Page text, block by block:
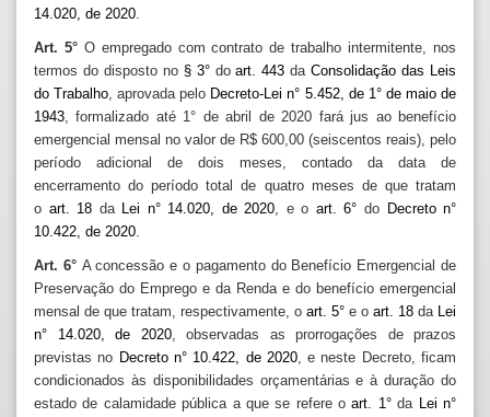
14.020, de 2020.
Art. 5°O empregado com contrato de trabalho intermitente, nos
termos do disposto no § 3°doart. 443 daConsolidação das Leis
do Trabalho, aprovada pelo Decreto-Lei n° 5.452, de 1° de maio de
1943, formalizado até 1° de abril de 2020 fará jus ao benefício
emergencial mensal no valor de R$ 600,00 (seiscentos reais), pelo
período adicional de dois meses, contado da data de
encerramento do período total de quatro meses de que tratam
o art. 18 da Lei n° 14.020, de 2020, e o art. 6° do Decreto n°
10.422, de 2020.
Art. 6°A concessão e o pagamento do Benefício Emergencial de
Preservação do Emprego e da Renda e do benefício emergencial
mensal de que tratam, respectivamente, o art. 5° e o art. 18 da Lei
n° 14.020, de 2020, observadas as prorrogações de prazos
previstas no Decreto n° 10.422, de 2020, e neste Decreto, ficam
condicionados às disponibilidades orçamentárias e à duração do
estado de calamidade pública a que se refere oart. 1°da Lei n°